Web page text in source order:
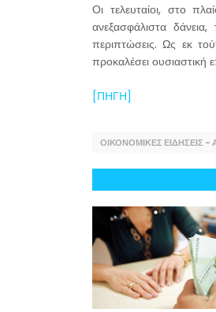
Οι τελευταίοι, στο
ανεξασφάλιστα
περιπτώσεις. Ως εκ
προκαλέσει ουσιαστική
[ΠΗΓΗ]
ΟΙΚΟΝΟΜΙΚΕΣ ΕΙΔΗΣΕΙΣ